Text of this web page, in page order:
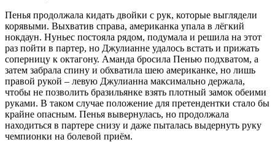
Пенья продолжала кидать двойки с рук, которые выглядели
корявыми. Выхватив справа, американка упала в лёгкий
нокдаун. Нуньес постояла рядом, подумала и решила на этот
раз пойти в партер, но Джулианне удалось встать и прижать
соперницу к октагону. Аманда бросила Пенью подхватом, а
затем забрала спину и обхватила шею американке, но лишь
правой рукой – левую Джулианна максимально держала,
чтобы не позволить бразильянке взять плотный замок обеими
руками. В таком случае положение для претендентки стало бы
крайне опасным. Пенья вывернулась, но продолжала
находиться в партере снизу и даже пыталась выдернуть руку
чемпионки на болевой приём.